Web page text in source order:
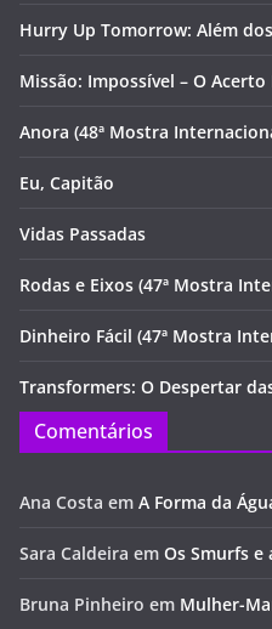
Hurry Up Tomorrow: Além
Missão: Impossível – O Acerto
Anora (48ª Mostra
Eu, Capitão
Vidas Passadas
Rodas e Eixos (47ª Mostra
Dinheiro Fácil (47ª Mostra
Transformers: O Despertar
Comentários
Ana Costa em A Forma da
Sara Caldeira em Os Smurfs e
Bruna Pinheiro em Mulher-